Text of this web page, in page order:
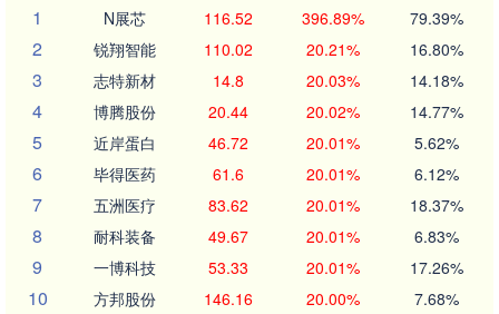
1
N展芯 116.52 396.89% 79.39%
2 锐翔智能 110.02 20.21% 16.80%
3 志特新材 14.8 20.03% 14.18%
4 博腾股份 20.44 20.02% 14.77%
5 近岸蛋白 46.72 20.01% 5.62%
6 毕得医药 61.6 20.01% 6.12%
7 五洲医疗 83.62 20.01% 18.37%
8 耐科装备 49.67 20.01% 6.83%
9 一博科技 53.33 20.01% 17.26%
10 方邦股份 146.16 20.00% 7.68%